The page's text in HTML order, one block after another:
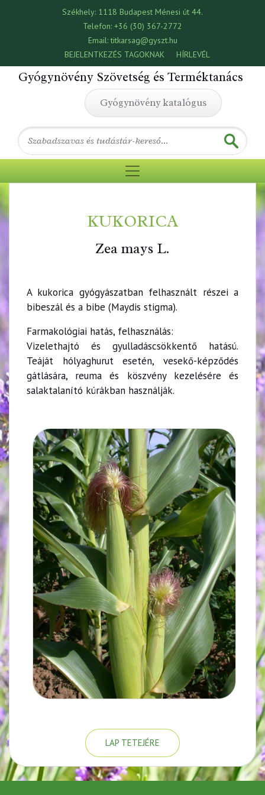
Székhely: 1118 Budapest Ménesi út 44.
Telefon: +36 (30) 367-2772
Email:titkarsag@gyszt.hu
BEJELENTKEZÉS TAGOKNAK
HÍRLEVÉL
Gyógynövény Szövetség és Terméktanács
Gyógynövény katalógus
KUKORICA
Zea mays L.
A kukorica gyógyászatban felhasznált részei a
bibeszál és a bibe (Maydis stigma).
Farmakológiai hatás, felhasználás:
Vizelethajtó és gyulladáscsökkentő hatású.
Teáját hólyaghurut esetén, vesekő-képződés
gátlására, reuma és köszvény kezelésére és
salaktalanító kúrákban használják.
LAP TETEJÉRE